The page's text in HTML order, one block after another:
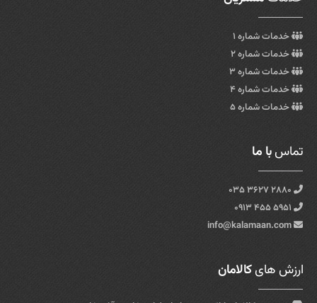
خدمات شماره ۱
خدمات شماره ۲
خدمات شماره ۳
خدمات شماره ۴
خدمات شماره ۵
تماسبا ما
info@kalamaan.com
ارزش هایکالامان